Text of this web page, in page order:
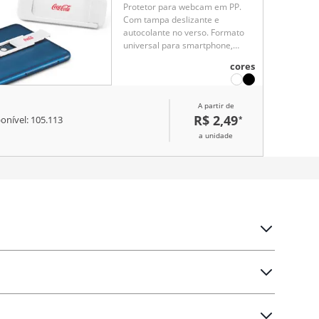
Protetor para webcam em PP.
Com tampa deslizante e
autocolante no verso. Formato
universal para smartphone,
cores
105.113
A partir de
R$ 2,49*
a unidade